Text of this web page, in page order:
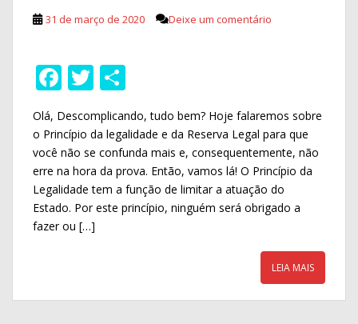
31 de março de 2020 Deixe um comentário
F
ac
e
b
o
o
k
T
w
itt
er
h
ar
e
Olá, Descomplicando, tudo bem? Hoje falaremos sobre
o Princípio da legalidade e da Reserva Legal para que
você não se confunda mais e, consequentemente, não
erre na hora da prova. Então, vamos lá! O Princípio da
Legalidade tem a função de limitar a atuação do
Estado. Por este princípio, ninguém será obrigado a
fazer ou […]
LEIA MAIS